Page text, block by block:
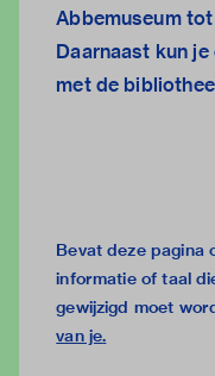
Abbemuseumtot
Daarnaast kun je
met de
Bevat deze pagina
informatie of taal
gewijzigd moet
van je.